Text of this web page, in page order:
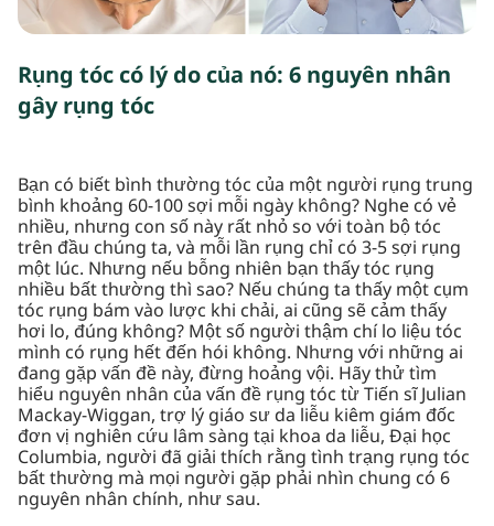
Rụng tóc có lý do của nó: 6 nguyên nhân
gây rụng tóc
Bạn có biết bình thường tóc của một người rụng trung
bình khoảng 60-100 sợi mỗi ngày không? Nghe có vẻ
nhiều, nhưng con số này rất nhỏ so với toàn bộ tóc
trên đầu chúng ta, và mỗi lần rụng chỉ có 3-5 sợi rụng
một lúc. Nhưng nếu bỗng nhiên bạn thấy tóc rụng
nhiều bất thường thì sao? Nếu chúng ta thấy một cụm
tóc rụng bám vào lược khi chải, ai cũng sẽ cảm thấy
hơi lo, đúng không? Một số người thậm chí lo liệu tóc
mình có rụng hết đến hói không. Nhưng với những ai
đang gặp vấn đề này, đừng hoảng vội. Hãy thử tìm
hiểu nguyên nhân của vấn đề rụng tóc từ Tiến sĩ Julian
Mackay-Wiggan, trợ lý giáo sư da liễu kiêm giám đốc
đơn vị nghiên cứu lâm sàng tại khoa da liễu, Đại học
Columbia, người đã giải thích rằng tình trạng rụng tóc
bất thường mà mọi người gặp phải nhìn chung có 6
nguyên nhân chính, như sau.